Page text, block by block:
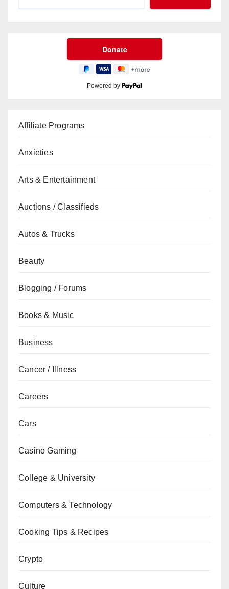
Powered by
Affiliate Programs
Anxieties
Arts & Entertainment
Auctions / Classifieds
Autos & Trucks
Beauty
Blogging / Forums
Books & Music
Business
Cancer / Illness
Careers
Cars
Casino Gaming
College & University
Computers & Technology
Cooking Tips & Recipes
Crypto
Culture